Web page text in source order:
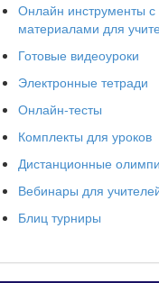
Онлайн инструменты с
материалами для
Готовые видеоуроки
Электронные тетради
Онлайн-тесты
Комплекты для уроков
Дистанционные
Вебинары для
Блиц турниры